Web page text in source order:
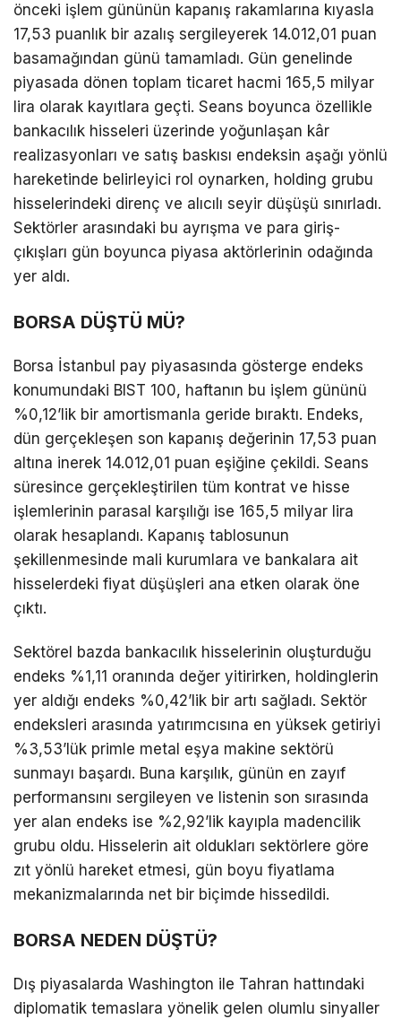
önceki işlem gününün kapanış rakamlarına kıyasla
17,53 puanlık bir azalış sergileyerek 14.012,01 puan
basamağından günü tamamladı. Gün genelinde
piyasada dönen toplam ticaret hacmi 165,5 milyar
lira olarak kayıtlara geçti. Seans boyunca özellikle
bankacılık hisseleri üzerinde yoğunlaşan kâr
realizasyonları ve satış baskısı endeksin aşağı yönlü
hareketinde belirleyici rol oynarken, holding grubu
hisselerindeki direnç ve alıcılı seyir düşüşü sınırladı.
Sektörler arasındaki bu ayrışma ve para giriş-
çıkışları gün boyunca piyasa aktörlerinin odağında
yer aldı.
BORSA DÜŞTÜ MÜ?
Borsa İstanbul pay piyasasında gösterge endeks
konumundaki BIST 100, haftanın bu işlem gününü
%0,12’lik bir amortismanla geride bıraktı. Endeks,
dün gerçekleşen son kapanış değerinin 17,53 puan
altına inerek 14.012,01 puan eşiğine çekildi. Seans
süresince gerçekleştirilen tüm kontrat ve hisse
işlemlerinin parasal karşılığı ise 165,5 milyar lira
olarak hesaplandı. Kapanış tablosunun
şekillenmesinde mali kurumlara ve bankalara ait
hisselerdeki fiyat düşüşleri ana etken olarak öne
çıktı.
Sektörel bazda bankacılık hisselerinin oluşturduğu
endeks %1,11 oranında değer yitirirken, holdinglerin
yer aldığı endeks %0,42’lik bir artı sağladı. Sektör
endeksleri arasında yatırımcısına en yüksek getiriyi
%3,53’lük primle metal eşya makine sektörü
sunmayı başardı. Buna karşılık, günün en zayıf
performansını sergileyen ve listenin son sırasında
yer alan endeks ise %2,92’lik kayıpla madencilik
grubu oldu. Hisselerin ait oldukları sektörlere göre
zıt yönlü hareket etmesi, gün boyu fiyatlama
mekanizmalarında net bir biçimde hissedildi.
BORSA NEDEN DÜŞTÜ?
Dış piyasalarda Washington ile Tahran hattındaki
diplomatik temaslara yönelik gelen olumlu sinyaller